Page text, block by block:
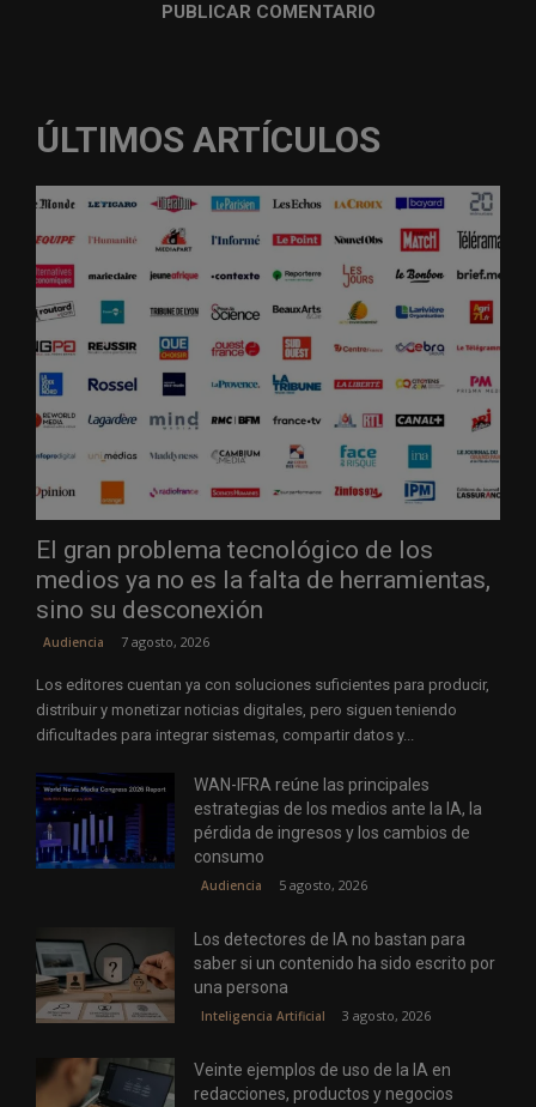
ÚLTIMOS ARTÍCULOS
El gran problema tecnológico de los
medios ya no es la falta de herramientas,
sino su desconexión
Audiencia 7 agosto, 2026
Los editores cuentan ya con soluciones suficientes para producir,
distribuir y monetizar noticias digitales, pero siguen teniendo
dificultades para integrar sistemas, compartir datos y...
WAN-IFRA reúne las principales
estrategias de los medios ante la IA, la
pérdida de ingresos y los cambios de
consumo
Audiencia 5 agosto, 2026
Los detectores de IA no bastan para
saber si un contenido ha sido escrito por
una persona
Inteligencia Artificial 3 agosto, 2026
Veinte ejemplos de uso de la IA en
redacciones, productos y negocios